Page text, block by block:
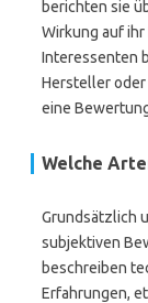
berichten sie
Wirkung auf
Interessenten
Hersteller oder
eine
Welche
Grundsätzlich
subjektiven
beschreiben
Erfahrungen,